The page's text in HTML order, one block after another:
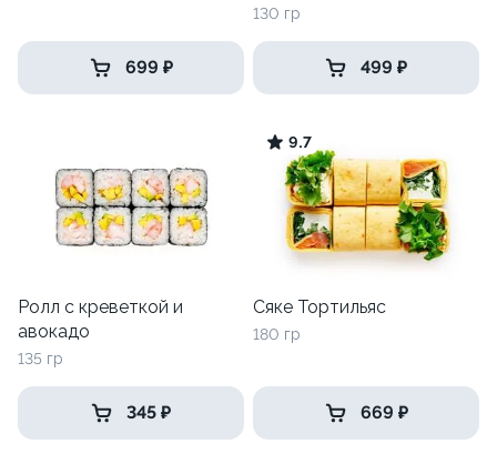
699 ₽
130 гр
499 ₽
Ролл с креветкой и
авокадо
135 гр
345 ₽
9.7
Сяке Тортильяс
180 гр
669 ₽